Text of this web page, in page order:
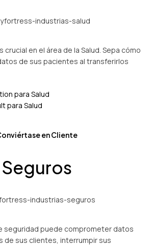
crucial en el área de la Salud. Sepa cómo
de sus pacientes al transferirlos
para Salud
para Salud
en Cliente
Seguros
seguridad puede comprometer datos
de sus clientes, interrumpir sus